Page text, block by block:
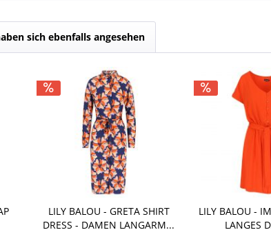
sich ebenfalls angesehen
LILY BALOU - GRETA SHIRT
DRESS - DAMEN LANGARM...
LILY BALOU -
LANGES